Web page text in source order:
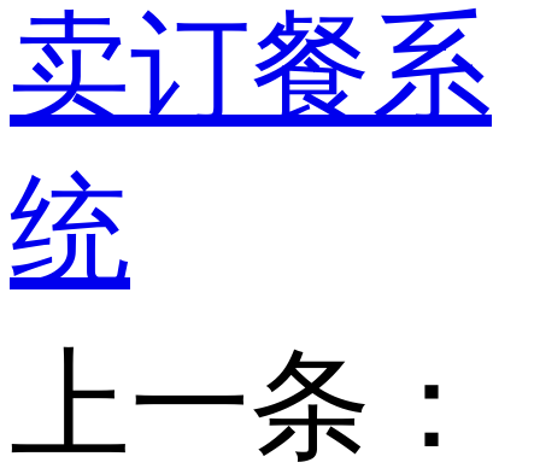
卖订餐系
统
上一条：